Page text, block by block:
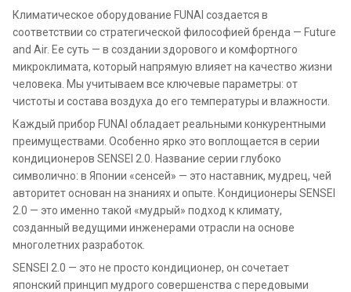
Климатическое оборудование FUNAI создается в
соответствии со стратегической философией бренда — Future
and Air. Ее суть — в создании здорового и комфортного
микроклимата, который напрямую влияет на качество жизни
человека. Мы учитываем все ключевые параметры: от
чистоты и состава воздуха до его температуры и влажности.
Каждый прибор FUNAI обладает реальными конкурентными
преимуществами. Особенно ярко это воплощается в серии
кондиционеров SENSEI 2.0. Название серии глубоко
символично: в Японии «сенсей» — это наставник, мудрец, чей
авторитет основан на знаниях и опыте. Кондиционеры SENSEI
2.0 — это именно такой «мудрый» подход к климату,
созданный ведущими инженерами отрасли на основе
многолетних разработок.
SENSEI 2.0 — это не просто кондиционер, он сочетает
японский принцип мудрого совершенства с передовыми